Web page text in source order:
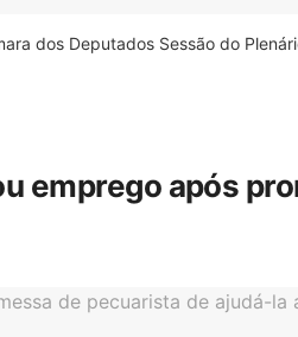
dos Deputados Sessão do
emprego após